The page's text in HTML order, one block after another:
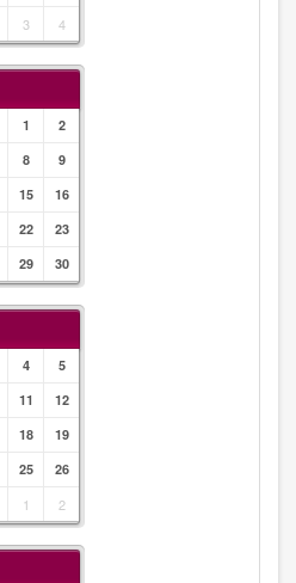
3 4
1
2
8
9
15
16
22
23
29 30
4
5
11
12
18
19
25
26
1 2